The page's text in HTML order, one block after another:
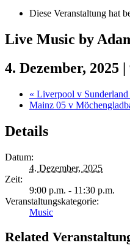
Diese Veranstaltung hat
Live Music by
4. Dezember, 2025
« Liverpool v Sunderland
Mainz 05 v
Details
Datum:
4. Dezember, 2025
Zeit:
9:00 p.m. - 11:30 p.m.
Veranstaltungskategorie:
Music
Related